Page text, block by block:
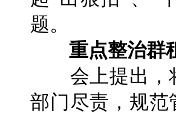
题。
重点整治群
会上提出，将
部门尽责，规范